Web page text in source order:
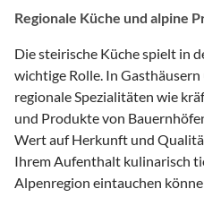
Regionale Küche und alpine
Die steirische Küche spielt in
wichtige Rolle. In
regionale Spezialitäten wie
und Produkte von
Wert auf Herkunft und
Ihrem Aufenthalt kulinarisch
Alpenregion eintauchen